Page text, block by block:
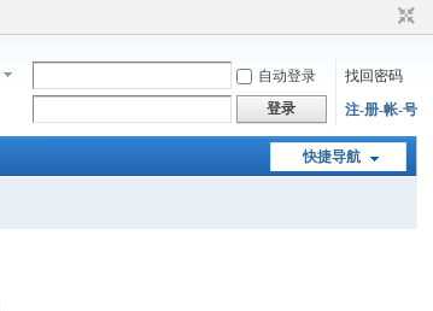
自动登录
找回密码
登录 注-册-帐-号
快捷导航